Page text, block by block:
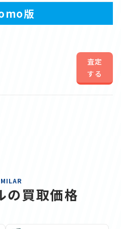
版
査定
する
の買取価格